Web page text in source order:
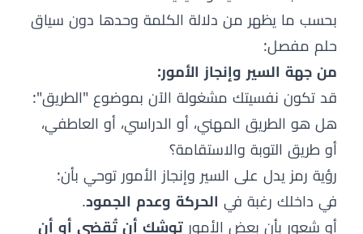
بحسب ما يظهر من دلالة الكلمة وحدها دون سياق
حلم مفصل:
من جهة السير وإنجاز الأمور:
قد تكون نفسيتك مشغولة الآن بموضوع "الطريق":
هل هو الطريق المهني، أو الدراسي، أو العاطفي،
أو طريق التوبة والاستقامة؟
رؤية رمز يدل على السير وإنجاز الأمور توحي بأن:
في داخلك رغبة في الحركة وعدم الجمود.
أو شعور بأن بعض الأمورتوشك أن تُقضى أو أن